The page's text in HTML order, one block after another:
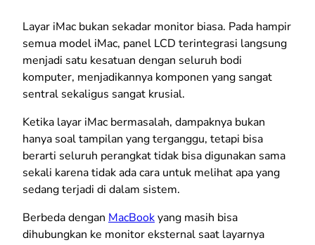
Layar iMac bukan sekadar monitor biasa. Pada hampir
semua model iMac, panel LCD terintegrasi langsung
menjadi satu kesatuan dengan seluruh bodi
komputer, menjadikannya komponen yang sangat
sentral sekaligus sangat krusial.
Ketika layar iMac bermasalah, dampaknya bukan
hanya soal tampilan yang terganggu, tetapi bisa
berarti seluruh perangkat tidak bisa digunakan sama
sekali karena tidak ada cara untuk melihat apa yang
sedang terjadi di dalam sistem.
Berbeda dengan MacBookyang masih bisa
dihubungkan ke monitor eksternal saat layarnya